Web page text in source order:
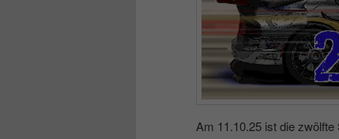
Am 11.10.25 ist die